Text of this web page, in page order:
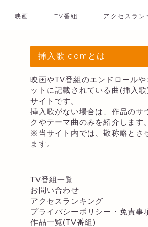
映画 TV番組 アクセスラン
挿入歌.comとは
映画やTV番組のエンドロール
ットに記載されている曲(挿入
サイトです。
挿入歌がない場合は、作品のサ
クやテーマ曲のみを紹介します。
※当サイト内では、敬称略とさ
ます。
TV番組一覧
お問い合わせ
アクセスランキング
プライバシーポリシー・免責事
作品一覧(TV番組)